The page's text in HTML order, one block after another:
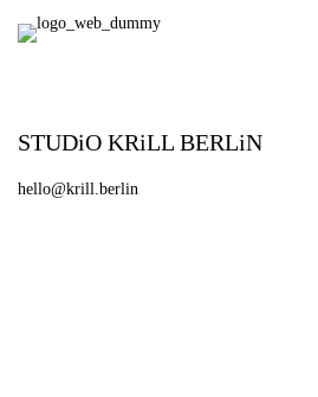
STUDiO KRiLL BERLiN
hello@krill.berlin